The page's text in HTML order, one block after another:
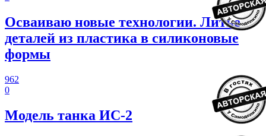
Осваиваю новые технологии. Литье
деталей из пластика в силиконовые
формы
962
0
Модель танка ИС-2